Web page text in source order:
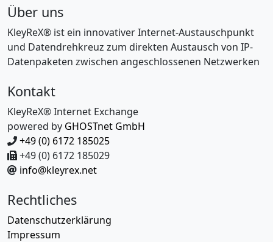
Über uns
KleyReX® ist ein innovativer Internet-Austauschpunkt
und Datendrehkreuz zum direkten Austausch von IP-
Datenpaketen zwischen angeschlossenen Netzwerken
Kontakt
KleyReX® Internet Exchange
powered by GHOSTnet GmbH
+49 (0) 6172 185025
+49 (0) 6172 185029
info@kleyrex.net
Rechtliches
Datenschutzerklärung
Impressum